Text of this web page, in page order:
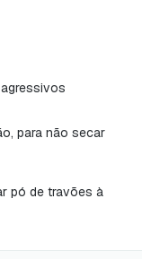
para não secar
pó de travões à